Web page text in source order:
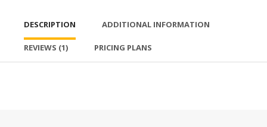
DESCRIPTION ADDITIONAL INFORMATION
REVIEWS (1) PRICING PLANS